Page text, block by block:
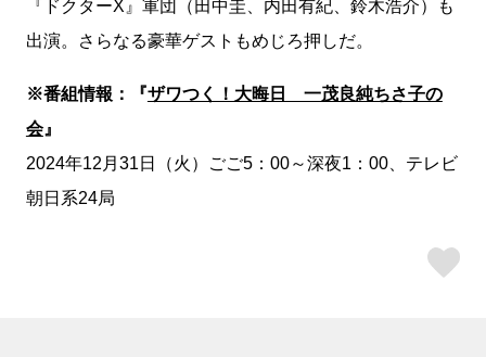
『ドクターX』軍団（田中圭、内田有紀、鈴木浩介）も
出演。さらなる豪華ゲストもめじろ押しだ。
※番組情報：『ザワつく！大晦日 一茂良純ちさ子の
会』
2024年12月31日（火）ごご5：00～深夜1：00、テレビ
朝日系24局